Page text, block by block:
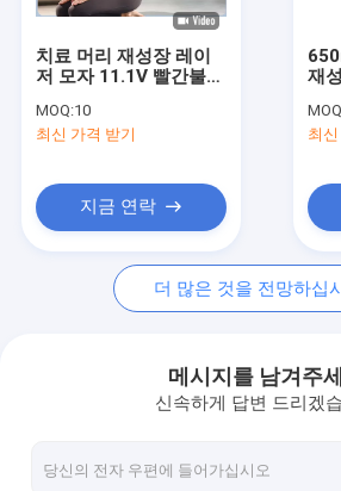
308NM 엑시머 시스템
자외선 램프
백반증 엑시머 레이저
백반증 광선 요법 기계
분수 RF 미세 바늘 기계
여드름 치료 기계
치료 머리 재성장 레이
저 모자 11.1V 빨간불
MOQ:10
최신 가격 받기
지금 연락
재
최
더 많은 것을 전망하십
메시지를 남겨주
신속하게 답변 드리겠